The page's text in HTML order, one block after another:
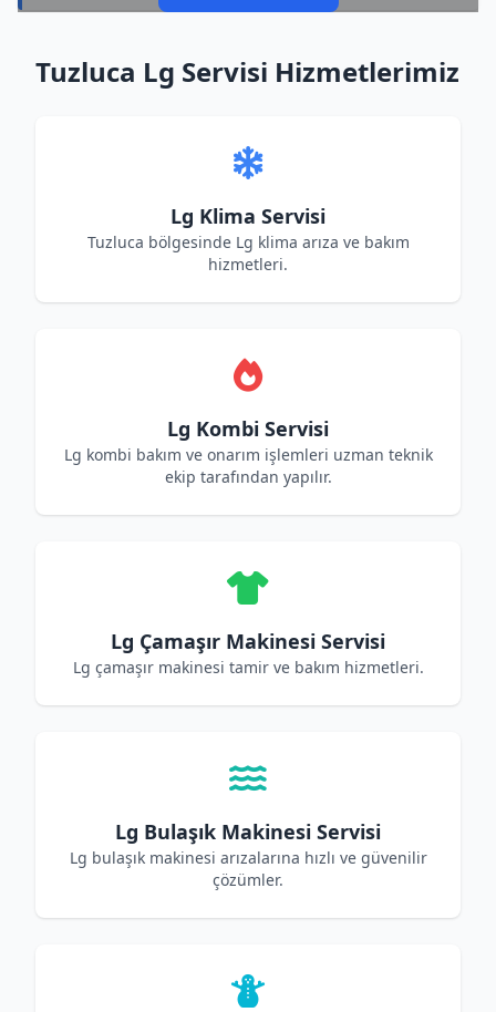
Tuzluca Lg Servisi Hizmetlerimiz
Lg Klima Servisi
Tuzluca bölgesinde Lg klima arıza ve bakım
hizmetleri.
Lg Kombi Servisi
Lg kombi bakım ve onarım işlemleri uzman teknik
ekip tarafından yapılır.
Lg Çamaşır Makinesi Servisi
Lg çamaşır makinesi tamir ve bakım hizmetleri.
Lg Bulaşık Makinesi Servisi
Lg bulaşık makinesi arızalarına hızlı ve güvenilir
çözümler.